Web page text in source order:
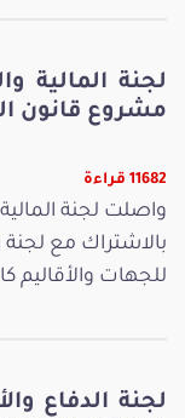
لجنة المالية
مشروع قانون
11682 قراءة
واصلت لجنة
بالاشتراك مع لجنة
للجهات والأقاليم كامل يوم
لجنة الدفاع